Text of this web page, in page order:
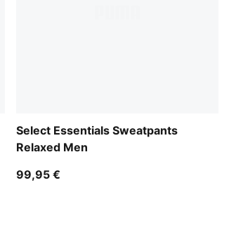
Select Essentials Sweatpants
Relaxed Men
99,95 €